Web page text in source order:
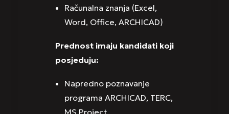
Računalna znanja (Excel,
Word, Office, ARCHICAD)
Prednost imaju kandidati koji
posjeduju:
Napredno poznavanje
programa ARCHICAD, TERC,
MS Project